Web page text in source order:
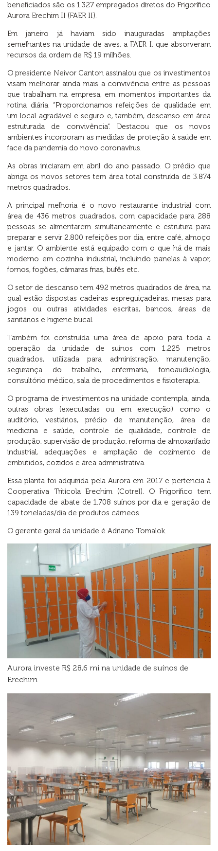
beneficiados são os 1.327 empregados diretos do Frigorífico
Aurora Erechim II (FAER II).
Em janeiro já haviam sido inauguradas ampliações
semelhantes na unidade de aves, a FAER I, que absorveram
recursos da ordem de R$ 19 milhões.
O presidente Neivor Canton assinalou que os investimentos
visam melhorar ainda mais a convivência entre as pessoas
que trabalham na empresa, em momentos importantes da
rotina diária. “Proporcionamos refeições de qualidade em
um local agradável e seguro e, também, descanso em área
estruturada de convivência”. Destacou que os novos
ambientes incorporam as medidas de proteção à saúde em
face da pandemia do novo coronavírus.
As obras iniciaram em abril do ano passado. O prédio que
abriga os novos setores tem área total construída de 3.874
metros quadrados.
A principal melhoria é o novo restaurante industrial com
área de 436 metros quadrados, com capacidade para 288
pessoas se alimentarem simultaneamente e estrutura para
preparar e servir 2.800 refeições por dia, entre café, almoço
e jantar. O ambiente está equipado com o que há de mais
moderno em cozinha industrial, incluindo panelas à vapor,
fornos, fogões, câmaras frias, bufês etc.
O setor de descanso tem 492 metros quadrados de área, na
qual estão dispostas cadeiras espreguiçadeiras, mesas para
jogos ou outras atividades escritas, bancos, áreas de
sanitários e higiene bucal.
Também foi construída uma área de apoio para toda a
operação da unidade de suínos com 1.225 metros
quadrados, utilizada para administração, manutenção,
segurança do trabalho, enfermaria, fonoaudiologia,
consultório médico, sala de procedimentos e fisioterapia.
O programa de investimentos na unidade contempla, ainda,
outras obras (executadas ou em execução) como o
auditório, vestiários, prédio de manutenção, área de
medicina e saúde, controle de qualidade, controle de
produção, supervisão de produção, reforma de almoxarifado
industrial, adequações e ampliação de cozimento de
embutidos, cozidos e área administrativa.
Essa planta foi adquirida pela Aurora em 2017 e pertencia à
Cooperativa Tritícola Erechim (Cotrel). O Frigorífico tem
capacidade de abate de 1.708 suínos por dia e geração de
139 toneladas/dia de produtos cárneos.
O gerente geral da unidade é Adriano Tomalok.
Aurora investe R$ 28,6 mi na unidade de suínos de
Erechim